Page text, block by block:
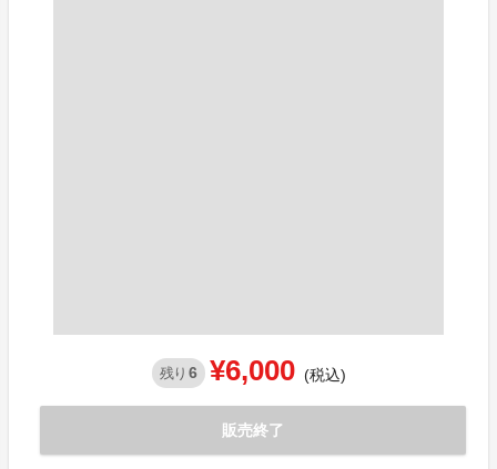
残り 6 ¥6,000 (税込)
販売終了